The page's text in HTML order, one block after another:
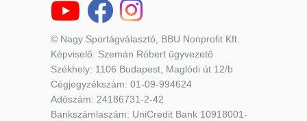
© Nagy Sportágválasztó, BBU Nonprofit Kft.
Képviselő: Szemán Róbert ügyvezető
Székhely: 1106 Budapest, Maglódi út 12/b
Cégjegyzékszám: 01-09-994624
Adószám: 24186731-2-42
Bankszámlaszám: UniCredit Bank 10918001-